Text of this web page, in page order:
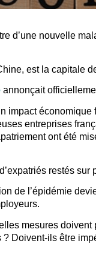
d’une nouvelle
est la capitale
annonçait
impact
entreprises
ont été
restés
de l’épidémie
mesures
? Doivent-ils être